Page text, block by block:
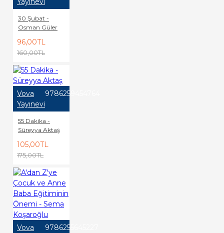
30 Şubat -
Osman Güler
96,00TL
160,00TL
Vova
Yayınevi
9786259454764
55 Dakika -
Süreyya Aktaş
105,00TL
175,00TL
Vova
9786255645227